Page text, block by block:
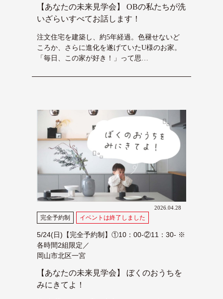
【あなたの未来見学会】 OBの私たちが洗
いざらいすべてお話します！
注文住宅を建築し、約5年経過。色褪せないど
ころか、さらに進化を遂げていたU様のお家。
「毎日、この家が好き！」って思…
2026.04.28
完全予約制 イベントは終了しました
5/24(日)【完全予約制】①10：00-②11：30- ※
各時間2組限定／
岡山市北区一宮
【あなたの未来見学会】 ぼくのおうちを
みにきてよ！